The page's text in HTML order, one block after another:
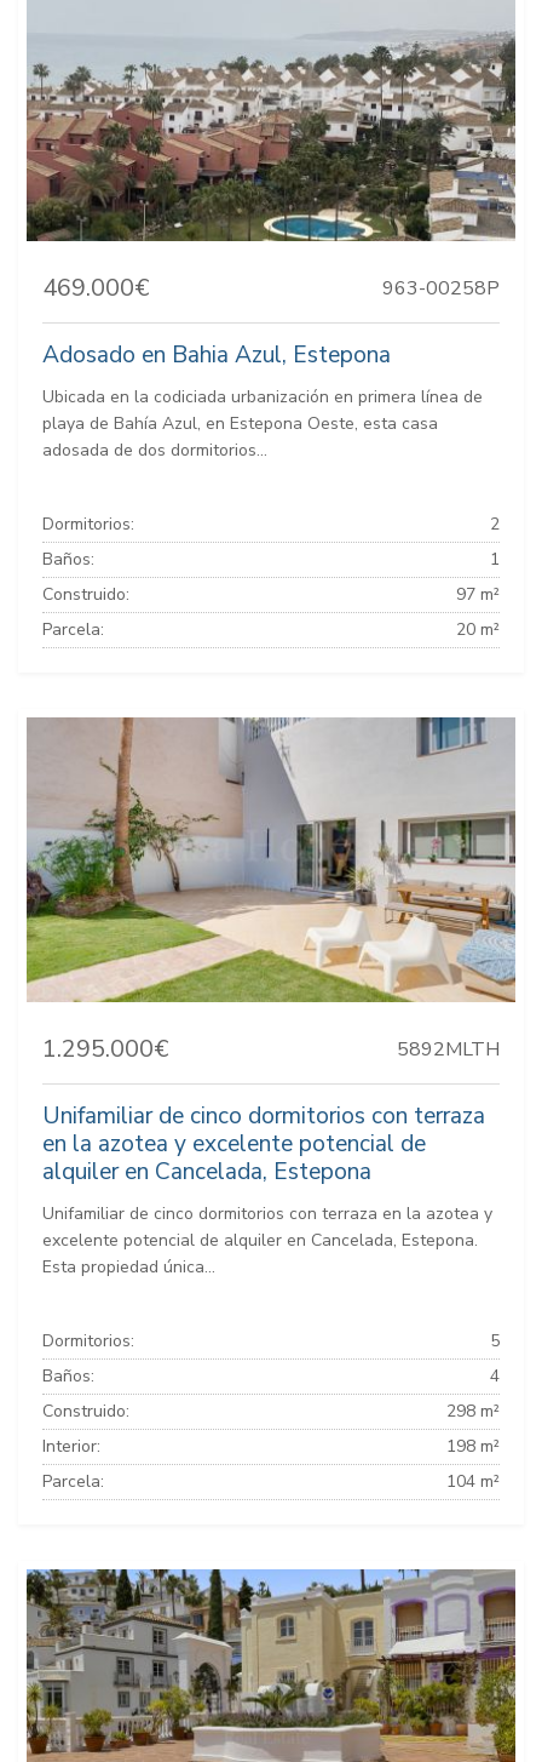
469.000€ 963-00258P
Adosado en Bahia Azul, Estepona
Ubicada en la codiciada urbanización en primera línea de
playa de Bahía Azul, en Estepona Oeste, esta casa
adosada de dos dormitorios...
Dormitorios:
2
Baños:
1
Construido:
97 m²
Parcela:
20 m²
1.295.000€ 5892MLTH
Unifamiliar de cinco dormitorios con terraza
en la azotea y excelente potencial de
alquiler en Cancelada, Estepona
Unifamiliar de cinco dormitorios con terraza en la azotea y
excelente potencial de alquiler en Cancelada, Estepona.
Esta propiedad única...
Dormitorios:
5
Baños:
4
Construido:
298 m²
Interior:
198 m²
Parcela:
104 m²